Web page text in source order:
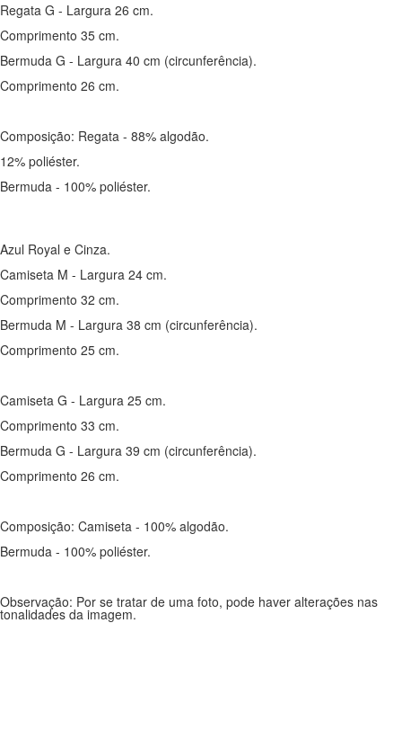
Regata G - Largura 26 cm.
Comprimento 35 cm.
Bermuda G - Largura 40 cm (circunferência).
Comprimento 26 cm.
Composição: Regata - 88% algodão.
12% poliéster.
Bermuda - 100% poliéster.
Azul Royal e Cinza.
Camiseta M - Largura 24 cm.
Comprimento 32 cm.
Bermuda M - Largura 38 cm (circunferência).
Comprimento 25 cm.
Camiseta G - Largura 25 cm.
Comprimento 33 cm.
Bermuda G - Largura 39 cm (circunferência).
Comprimento 26 cm.
Composição: Camiseta - 100% algodão.
Bermuda - 100% poliéster.
Observação: Por se tratar de uma foto, pode haver alterações nas
tonalidades da imagem.